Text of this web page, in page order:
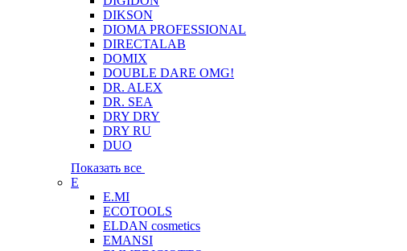
DIKSON
DIOMA PROFESSIONAL
DIRECTALAB
DOMIX
DOUBLE DARE OMG!
DR. ALEX
DR. SEA
DRY DRY
DRY RU
DUO
Показать все
E
E.MI
ECOTOOLS
ELDAN cosmetics
EMANSI